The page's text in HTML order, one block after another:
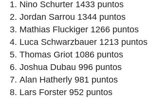
Nino Schurter 1433 puntos
Jordan Sarrou 1344 puntos
Mathias Fluckiger 1266 puntos
Luca Schwarzbauer 1213 puntos
Thomas Griot 1086 puntos
Joshua Dubau 996 puntos
Alan Hatherly 981 puntos
Lars Forster 952 puntos